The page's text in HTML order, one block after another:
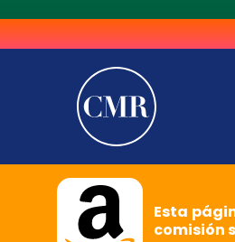
Esta
comisión